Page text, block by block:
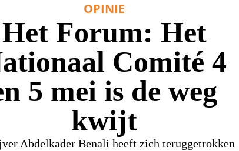
OPINIE
Het Forum: Het
Comité 4
5 mei is de weg
kwijt
Abdelkader Benali heeft zich teruggetrokken